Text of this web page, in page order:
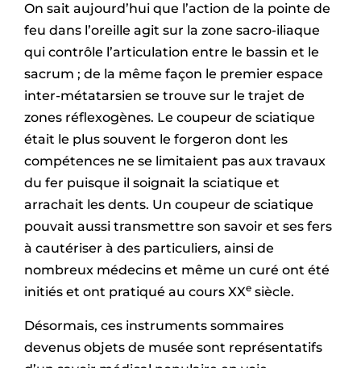
On sait aujourd’hui que l’action de la pointe de
feu dans l’oreille agit sur la zone sacro-iliaque
qui contrôle l’articulation entre le bassin et le
sacrum ; de la même façon le premier espace
inter-métatarsien se trouve sur le trajet de
zones réflexogènes. Le coupeur de sciatique
était le plus souvent le forgeron dont les
compétences ne se limitaient pas aux travaux
du fer puisque il soignait la sciatique et
arrachait les dents. Un coupeur de sciatique
pouvait aussi transmettre son savoir et ses fers
à cautériser à des particuliers, ainsi de
nombreux médecins et même un curé ont été
initiés et ont pratiqué au cours XXe siècle.
Désormais, ces instruments sommaires
devenus objets de musée sont représentatifs